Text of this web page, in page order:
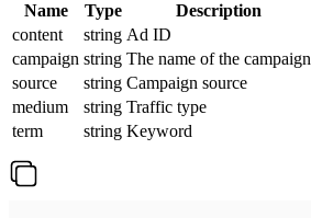
Name Type
Description
content
string Ad ID
campaign string The name of the campaign
source
string Campaign source
medium
string Traffic type
term
string Keyword